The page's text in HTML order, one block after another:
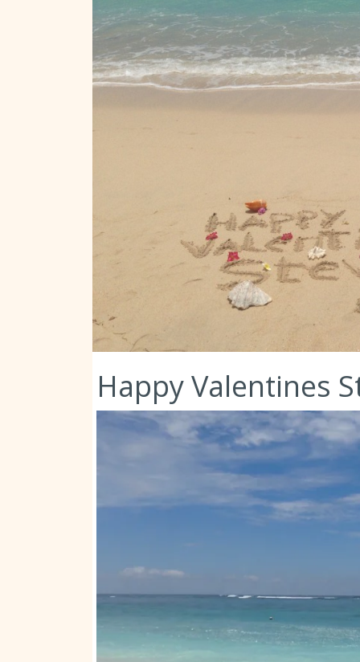
Happy Valentines